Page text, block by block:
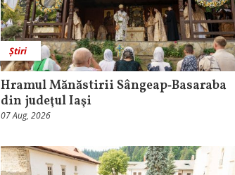
Știri
Hramul Mănăstirii Sângeap‑Basaraba
din judeţul Iaşi
07 Aug, 2026